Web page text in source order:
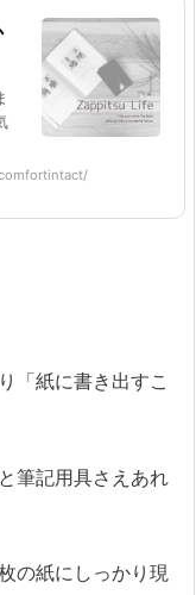
「紙に書き出すこ
筆記用具さえあれ
の紙にしっかり現